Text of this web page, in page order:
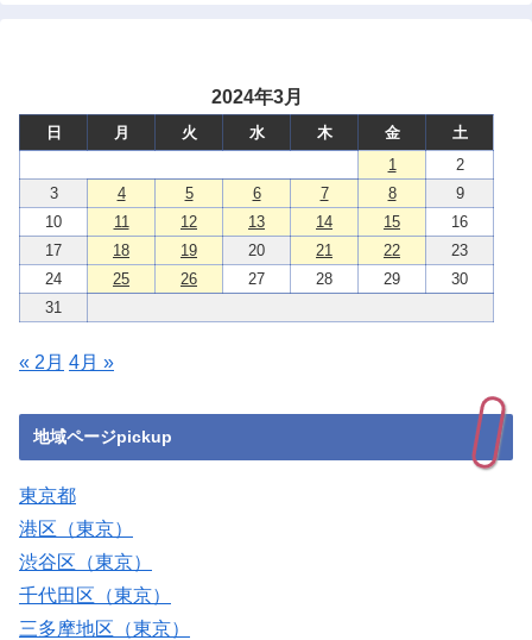
2024年3月
日 月 火 水 木 金
土
1
2
3
4 5 6 7 8
9
10
11 12 13 14 15
16
17
18 19 20 21 22
23
24
25 26 27 28 29
30
31
« 2月 4月 »
地域ページpickup
東京都
港区（東京）
渋谷区（東京）
千代田区（東京）
三多摩地区（東京）